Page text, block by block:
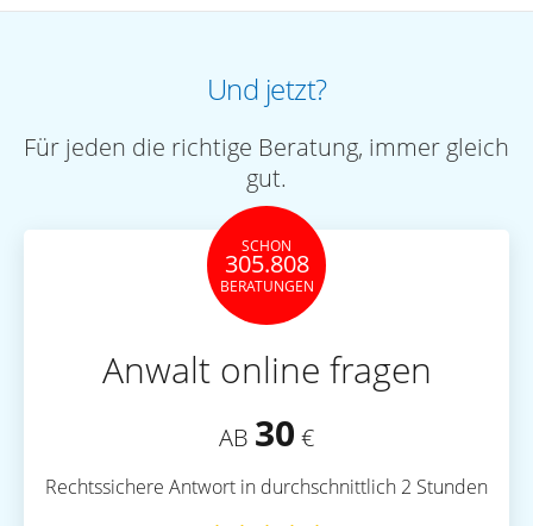
Und jetzt?
Für jeden die richtige Beratung, immer gleich
gut.
SCHON
305.808
BERATUNGEN
Anwalt online fragen
AB 30 €
Rechtssichere Antwort in durchschnittlich 2 Stunden